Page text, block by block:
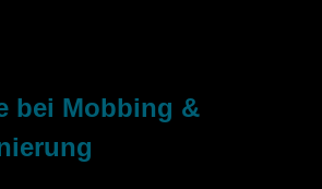
bei Mobbing &